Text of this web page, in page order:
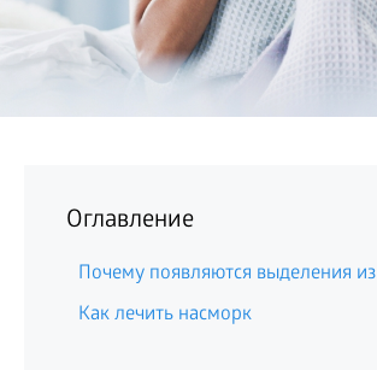
Оглавление
Почему появляются выделения
Как лечить насморк